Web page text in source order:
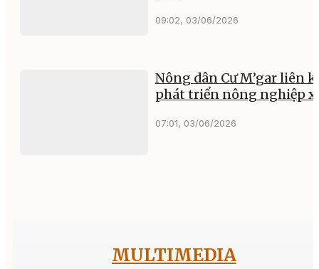
09:02, 03/06/2026
Nông dân Cư M’gar liên
phát triển nông nghiệp
07:01, 03/06/2026
MULTIMEDIA